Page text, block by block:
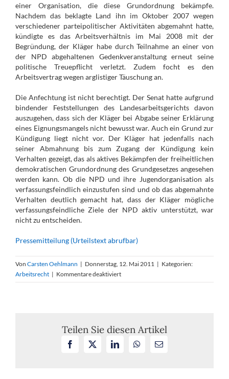
einer Organisation, die diese Grundordnung bekämpfe.
Nachdem das beklagte Land ihn im Oktober 2007 wegen
verschiedener parteipolitischer Aktivitäten abgemahnt hatte,
kündigte es das Arbeitsverhältnis im Mai 2008 mit der
Begründung, der Kläger habe durch Teilnahme an einer von
der NPD abgehaltenen Gedenkveranstaltung erneut seine
politische Treuepflicht verletzt. Zudem focht es den
Arbeitsvertrag wegen arglistiger Täuschung an.
Die Anfechtung ist nicht berechtigt. Der Senat hatte aufgrund
bindender Feststellungen des Landesarbeitsgerichts davon
auszugehen, dass sich der Kläger bei Abgabe seiner Erklärung
eines Eignungsmangels nicht bewusst war. Auch ein Grund zur
Kündigung liegt nicht vor. Der Kläger hat jedenfalls nach
seiner Abmahnung bis zum Zugang der Kündigung kein
Verhalten gezeigt, das als aktives Bekämpfen der freiheitlichen
demokratischen Grundordnung des Grundgesetzes angesehen
werden kann. Ob die NPD und ihre Jugendorganisation als
verfassungsfeindlich einzustufen sind und ob das abgemahnte
Verhalten deutlich gemacht hat, dass der Kläger mögliche
verfassungsfeindliche Ziele der NPD aktiv unterstützt, war
nicht zu entscheiden.
Pressemitteilung (Urteilstext abrufbar)
Von Carsten Oehlmann | Donnerstag, 12. Mai 2011 | Kategorien:
Arbeitsrecht | Kommentare deaktiviertfür
Außerdienstliche
JN
Teilen Sie diesen Artikel
Facebook LinkedInWhatsApp
E-